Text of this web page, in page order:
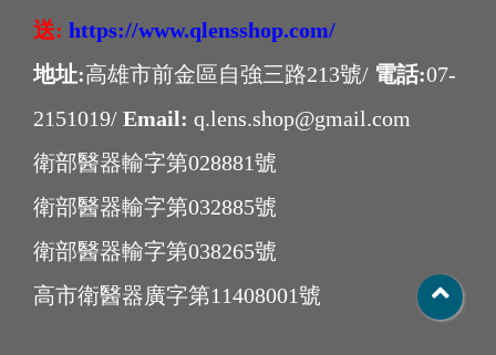
送: https://www.qlensshop.com/
地址:高雄市前金區自強三路213號/ 電話:07-
2151019/ Email: q.lens.shop@gmail.com
衛部醫器輸字第028881號
衛部醫器輸字第032885號
衛部醫器輸字第038265號
高市衛醫器廣字第11408001號